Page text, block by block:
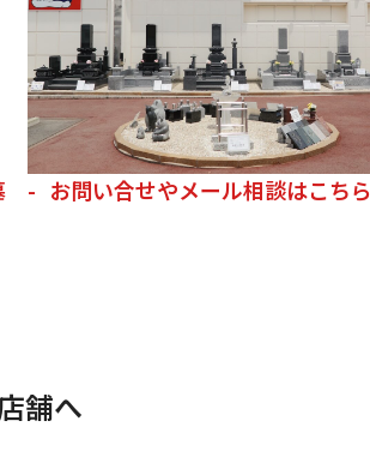
お問い合せやメール相談はこちら
舗へ